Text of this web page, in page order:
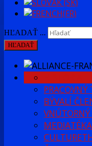
HĽADAŤ ...
HĽADAŤ
BÝVALÍ
MEDIATÉKA